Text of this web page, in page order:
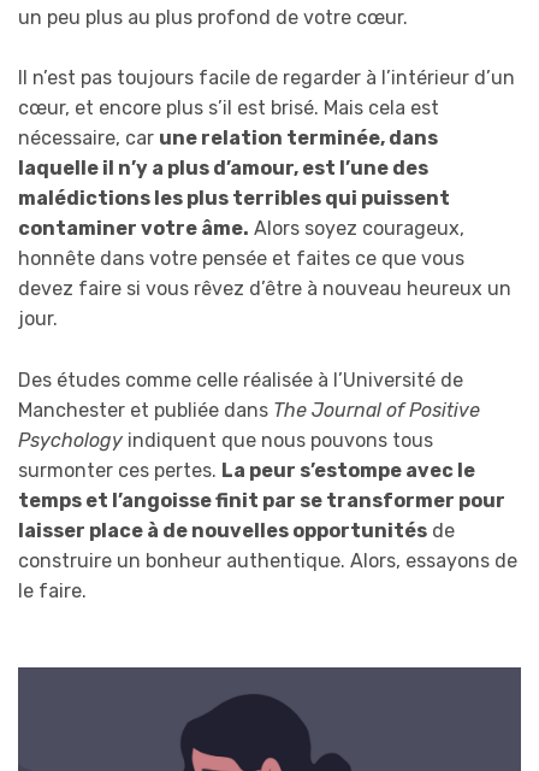
un peu plus au plus profond de votre cœur.
Il n’est pas toujours facile de regarder à l’intérieur d’un
cœur, et encore plus s’il est brisé. Mais cela est
nécessaire, car une relation terminée, dans
laquelle il n’y a plus d’amour, est l’une des
malédictions les plus terribles qui puissent
contaminer votre âme. Alors soyez courageux,
honnête dans votre pensée et faites ce que vous
devez faire si vous rêvez d’être à nouveau heureux un
jour.
Des études comme celle réalisée à l’Université de
Manchester et publiée dans The Journal of Positive
Psychology indiquent que nous pouvons tous
surmonter ces pertes. La peur s’estompe avec le
temps et l’angoisse finit par se transformer pour
laisser place à de nouvelles opportunités de
construire un bonheur authentique. Alors, essayons de
le faire.